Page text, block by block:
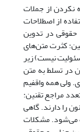
نکردن از جملات
از اصطلاحات
حقوقی در تدوین
کثرت متن‌های
نیست) زیر
در تسلط به متن
ولی همه واقفیم
مراجع تقنین:
را دارند. گاهی
می‌‌‌شود. مشکلات